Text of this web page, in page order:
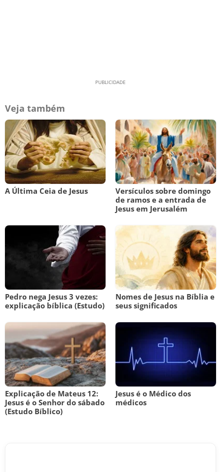
Veja também
A Última Ceia de Jesus
Versículos sobre domingo
de ramos e a entrada de
Jesus em Jerusalém
Pedro nega Jesus 3 vezes:
explicação bíblica (Estudo)
Nomes de Jesus na Bíblia e
seus significados
Explicação de Mateus 12:
Jesus é o Senhor do sábado
(Estudo Bíblico)
Jesus é o Médico dos
médicos